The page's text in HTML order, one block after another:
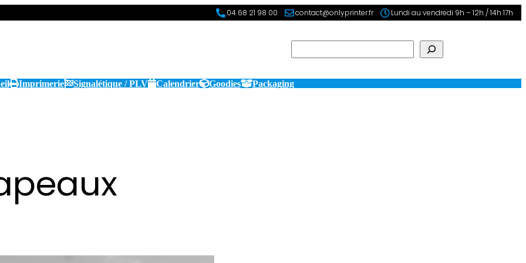
04 68 21 98 00 contact@onlyprinter.fr Lundi au vendredi 9h – 12h / 14h 17h
Imprimerie Signalétique / PLV Calendrier Goodies Packaging